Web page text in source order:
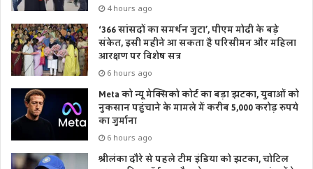
4 hours ago
‘366 सांसदों का समर्थन जुटा’, पीएम मोदी के बड़े
संकेत, इसी महीने आ सकता है परिसीमन और महिला
आरक्षण पर विशेष सत्र
6 hours ago
Meta को न्यू मेक्सिको कोर्ट का बड़ा झटका, युवाओं को
नुकसान पहुंचाने के मामले में करीब 5,000 करोड़ रुपये
का जुर्माना
6 hours ago
श्रीलंका दौरे से पहले टीम इंडिया को झटका, चोटिल